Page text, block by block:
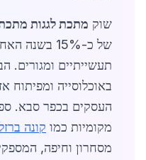
שוק מתכת לגגות
של כ-15%
תעשייתיים ומגורים.
באוכלוסייה ומפיתוח
העסקים בכפר סבא.
מקומיות כמו קונה
מסחרון וחיפה,